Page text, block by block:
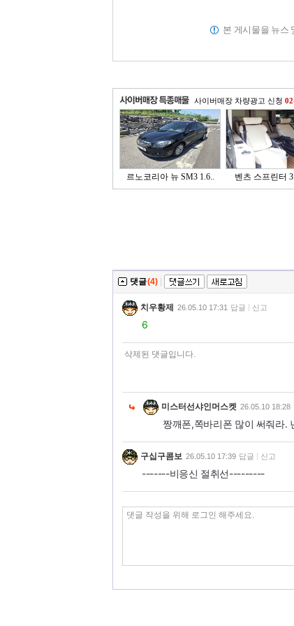
본 게시물을 뉴스
사이버매장 차량광고 신청
르노코리아 뉴 SM3 1.6.. 벤츠 스프린터
댓글(4) |
치우황제 26.05.10 17:31 답글 신고
6
삭제된 댓글입니다.
미스터선샤인머스켓 26.05.10 18:28
짱깨폰,쪽바리폰 많이 써줘라.
구십구콤보 26.05.10 17:39 답글 신고
-------비응신 절취선---------